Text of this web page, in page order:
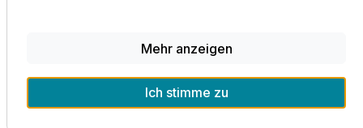
Auswahl an Getränken und Desserts aller Art. Das
abwechslungsreiche Animationsprogramm wird weiter
Ihren Urlaub bereichern und alle Generationen unterhalten.
Mehr anzeigen
Ich stimme zu